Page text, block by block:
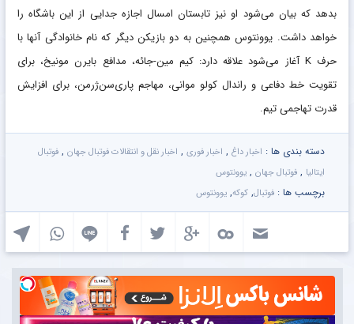
بدهد که بیان می‌شود او نیز تابستان امسال اجازه جدایی از این باشگاه را
خواهد داشت. یوونتوس همچنین به دو بازیکن دیگر که نام خانوادگی آنها با
حرف K آغاز می‌شود علاقه دارد: کیم مین-جائه، مدافع بایرن مونیخ، برای
تقویت خط دفاعی و راندال کولو موانی، مهاجم پاری‌سن‌ژرمن، برای افزایش
قدرت تهاجمی تیم.
دسته بندی ها : اخبار داغ , اخبار فوری , اخبار نقل و انتقالات فوتبال جهان , فوتبال
ایتالیا , فوتبال جهان , یوونتوس
برچسب ها : فوتبال, کوکه, یوونتوس